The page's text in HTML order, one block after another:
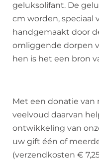
geluksolifant. De
cm worden, speciaal
handgemaakt door
omliggende dorpen
hen is het een bron
Met een donatie van
veelvoud daarvan
ontwikkeling van
uw gift één of
(verzendkosten €